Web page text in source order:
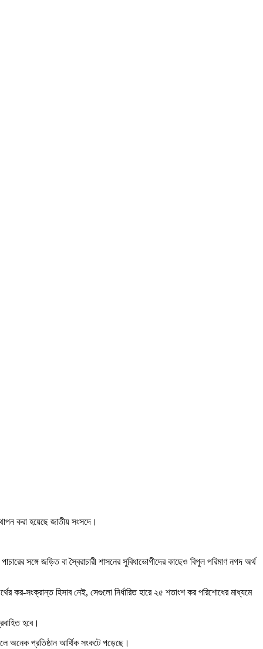
করা হয়েছে জাতীয় সংসদে।
সঙ্গে জড়িত বা স্বৈরাচারী শাসনের সুবিধাভোগীদের কাছেও বিপুল পরিমাণ নগদ অর্থ
কর-সংক্রান্ত হিসাব নেই, সেগুলো নির্ধারিত হারে ২৫ শতাংশ কর পরিশোধের মাধ্যমে
হবে।
অনেক প্রতিষ্ঠান আর্থিক সংকটে পড়েছে।